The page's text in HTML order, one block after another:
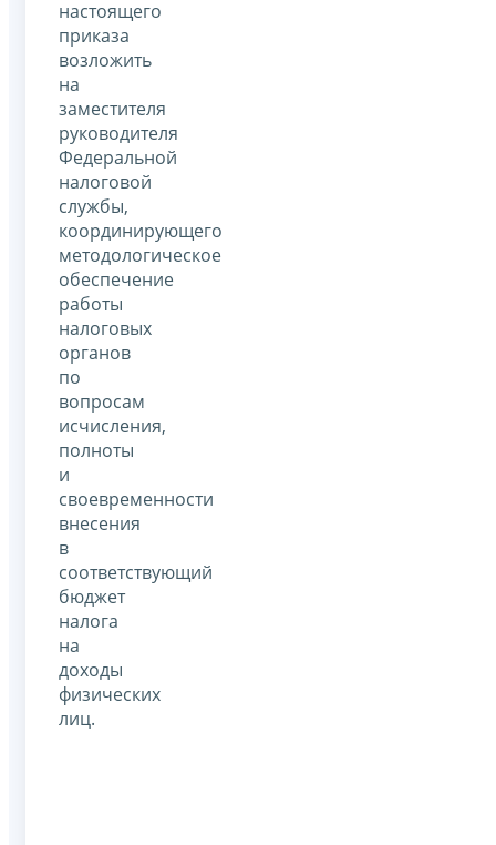
настоящего
приказа
возложить
на
заместителя
руководителя
Федеральной
налоговой
службы,
координирующего
методологическое
обеспечение
работы
налоговых
органов
по
вопросам
исчисления,
полноты
и
своевременности
внесения
в
соответствующий
бюджет
налога
на
доходы
физических
лиц.